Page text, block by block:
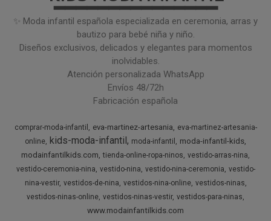
━━━━━━━━━━━━━━━
✨ Moda infantil española especializada en ceremonia, arras y
bautizo para bebé niña y niño.
Diseños exclusivos, delicados y elegantes para momentos
inolvidables.
Atención personalizada WhatsApp
Envíos 48/72h
Fabricación española
comprar-moda-infantil eva-martinez-artesania
eva-martinez-artesania-
online kids-moda-infantil moda-infantil
moda-infantil-kids
modainfantilkids.com tienda-online-ropa-ninos vestido-arras-nina
vestido-ceremonia-nina vestido-nina vestido-nina-ceremonia vestido-
nina-vestir vestidos-de-nina vestidos-nina-online vestidos-ninas
vestidos-ninas-online vestidos-ninas-vestir vestidos-para-ninas
www.modainfantilkids.com